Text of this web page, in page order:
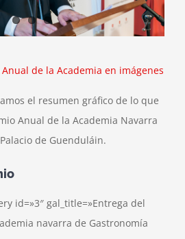
de la Academia en imágenes
el resumen gráfico de lo que
Anual de la Academia Navarra
de Guenduláin.
id=»3″ gal_title=»Entrega del
navarra de Gastronomía